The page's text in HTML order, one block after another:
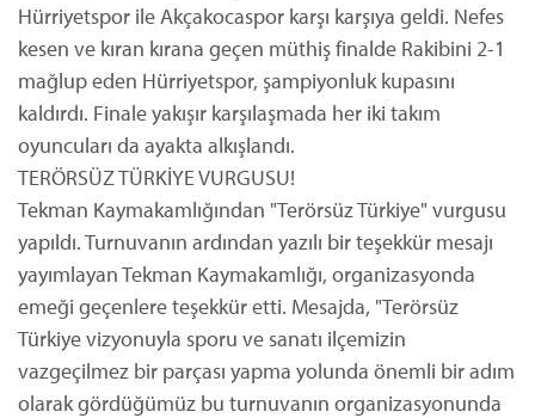
Hürriyetspor ile Akçakocaspor karşı karşıya geldi. Nefes
kesen ve kıran kırana geçen müthiş finalde Rakibini 2-1
mağlup eden Hürriyetspor, şampiyonluk kupasını
kaldırdı. Finale yakışır karşılaşmada her iki takım
oyuncuları da ayakta alkışlandı.
TERÖRSÜZ TÜRKİYE VURGUSU!
Tekman Kaymakamlığından "Terörsüz Türkiye" vurgusu
yapıldı. Turnuvanın ardından yazılı bir teşekkür mesajı
yayımlayan Tekman Kaymakamlığı, organizasyonda
emeği geçenlere teşekkür etti. Mesajda, "Terörsüz
Türkiye vizyonuyla sporu ve sanatı ilçemizin
vazgeçilmez bir parçası yapma yolunda önemli bir adım
olarak gördüğümüz bu turnuvanın organizasyonunda